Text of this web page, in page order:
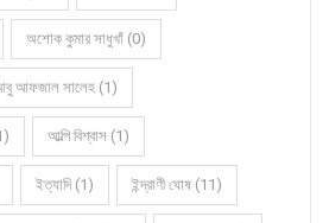
অশোক কুমার সাধুখাঁ (0)
আফজাল সালেহ (1)
আল্পি বিশ্বাস (1)
ইত্যাদি (1) ইন্দ্রাণী ঘোষ (11)